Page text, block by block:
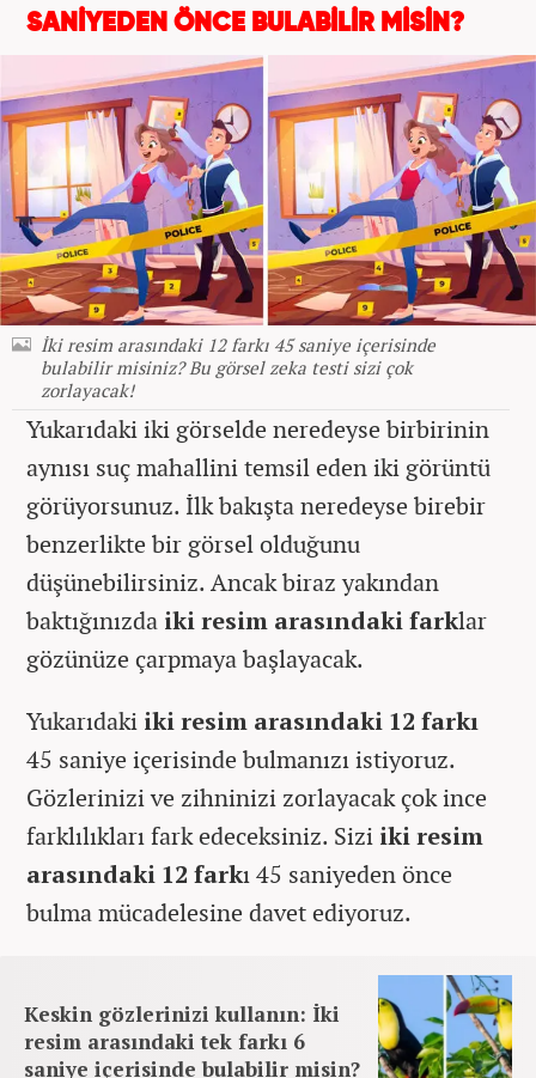
SANİYEDEN ÖNCE BULABİLİR MİSİN?
İki resim arasındaki 12 farkı 45 saniye içerisinde
bulabilir misiniz? Bu görsel zeka testi sizi çok
zorlayacak!
Yukarıdaki iki görselde neredeyse birbirinin
aynısı suç mahallini temsil eden iki görüntü
görüyorsunuz. İlk bakışta neredeyse birebir
benzerlikte bir görsel olduğunu
düşünebilirsiniz. Ancak biraz yakından
baktığınızda iki resim arasındaki farklar
gözünüze çarpmaya başlayacak.
Yukarıdaki iki resim arasındaki 12 farkı
45 saniye içerisinde bulmanızı istiyoruz.
Gözlerinizi ve zihninizi zorlayacak çok ince
farklılıkları fark edeceksiniz. Sizi iki resim
arasındaki 12 farkı 45 saniyeden önce
bulma mücadelesine davet ediyoruz.
Keskin gözlerinizi kullanın: İki
resim arasındaki tek farkı 6
saniye içerisinde bulabilir misin?